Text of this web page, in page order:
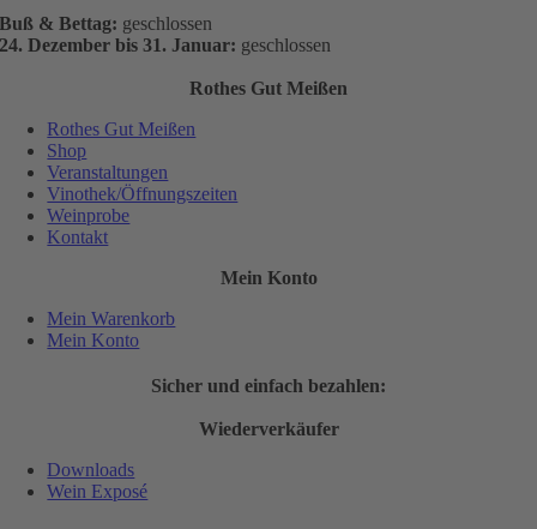
Buß & Bettag: geschlossen
24. Dezember bis 31. Januar: geschlossen
Rothes Gut Meißen
Rothes Gut Meißen
Shop
Veranstaltungen
Vinothek/Öffnungszeiten
Weinprobe
Kontakt
Mein Konto
Mein Warenkorb
Mein Konto
Sicher und einfach bezahlen:
Wiederverkäufer
Downloads
Wein Exposé